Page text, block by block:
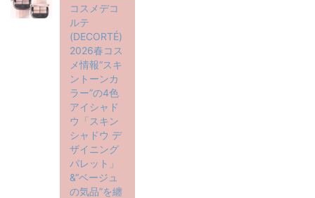
コスメデコ
ルテ
(DECORTÉ)
2026春コス
メ情報“スキ
ントーンカ
ラー”の4色
アイシャド
ウ「スキン
シャドウ デ
ザイニング
パレット」
&“ベージュ
の気品”を纏